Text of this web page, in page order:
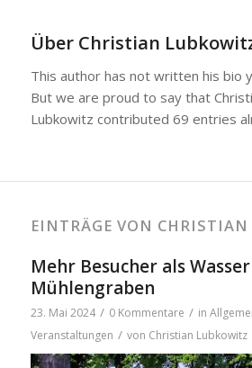
Über Christian
This author has not written his bio
But we are proud to say that
Lubkowitz contributed 69 entries
EINTRÄGE VON
Mehr Besucher als
Mühlengraben
23. Mai 2024 / 0 Kommentare / in
Veranstaltungen / von Christian Lubkowitz